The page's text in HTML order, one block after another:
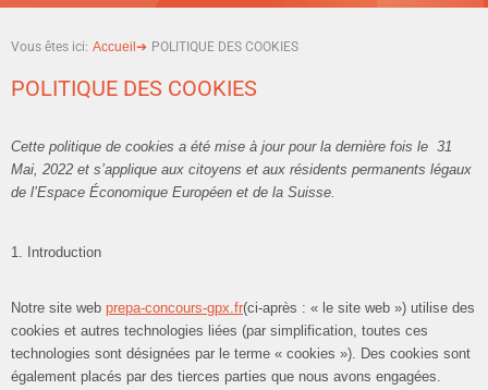
Vous êtes ici: Accueil➔ POLITIQUE DES COOKIES
POLITIQUE DES COOKIES
Cette politique de cookies a été mise à jour pour la dernière fois le 31
Mai, 2022 et s’applique aux citoyens et aux résidents permanents légaux
de l’Espace Économique Européen et de la Suisse.
1. Introduction
Notre site web prepa-concours-gpx.fr(ci-après : « le site web ») utilise des
cookies et autres technologies liées (par simplification, toutes ces
technologies sont désignées par le terme « cookies »). Des cookies sont
également placés par des tierces parties que nous avons engagées.